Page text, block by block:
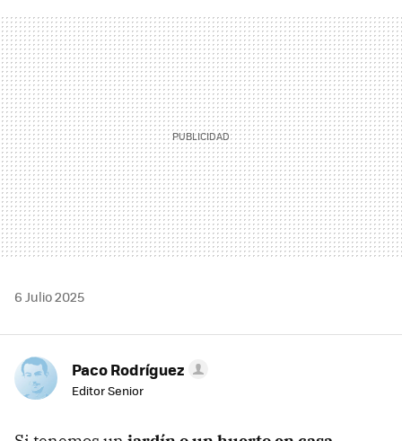
MAIL
6 Julio 2025
Paco Rodríguez
Editor Senior